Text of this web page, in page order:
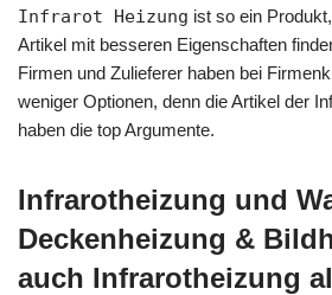
Infrarot Heizung ist so ein
Artikel mit besseren Eigenschaften
Firmen und Zulieferer haben bei
weniger Optionen, denn die Artikel der
haben die top Argumente.
Infrarotheizung und
Deckenheizung &
auch Infrarotheizung